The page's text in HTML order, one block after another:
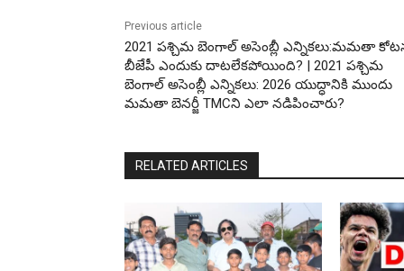
Previous article
2021 పశ్చిమ బెంగాల్ అసెంబ్లీ ఎన్నికలు:మమతా
బీజేపీ ఎందుకు దాటలేకపోయింది? | 2021 పశ్చిమ
బెంగాల్ అసెంబ్లీ ఎన్నికలు: 2026 యుద్ధానికి ముందు
మమతా బెనర్జీ TMCని ఎలా నడిపించారు?
RELATED ARTICLES